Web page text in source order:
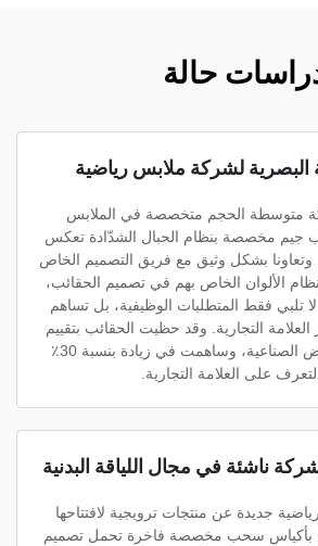
حالة
البصرية لشركة ملابس رياضية
متوسطة الحجم متخصصة في الملابس
جيم مخصصة بنظام الحبال الشدّادة تعكس
وتعاونا بشكل وثيق مع فريق التصميم الخاص
الألوان الخاص بهم في تصميم الحقائب،
تلبي فقط المتطلبات الوظيفية، بل تساهم
التجارية. وقد حظيت الحقائب بتقييم
إيجابي خلال المعارض الصناعية، وساهمت في زيادة بنسبة 30٪
على العلامة التجارية.
ناشئة في مجال اللياقة البدنية
جديدة عن منتجات ترويجية لافتتاحها
بأكياس سحب مخصصة فاخرة تحمل تصميم